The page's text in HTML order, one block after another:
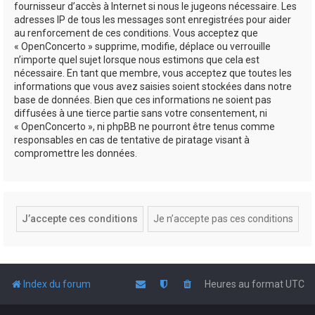
fournisseur d’accès à Internet si nous le jugeons nécessaire. Les
adresses IP de tous les messages sont enregistrées pour aider
au renforcement de ces conditions. Vous acceptez que
« OpenConcerto » supprime, modifie, déplace ou verrouille
n’importe quel sujet lorsque nous estimons que cela est
nécessaire. En tant que membre, vous acceptez que toutes les
informations que vous avez saisies soient stockées dans notre
base de données. Bien que ces informations ne soient pas
diffusées à une tierce partie sans votre consentement, ni
« OpenConcerto », ni phpBB ne pourront être tenus comme
responsables en cas de tentative de piratage visant à
compromettre les données.
Index du forum Heures au formatUTC